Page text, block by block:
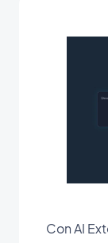
Con AI